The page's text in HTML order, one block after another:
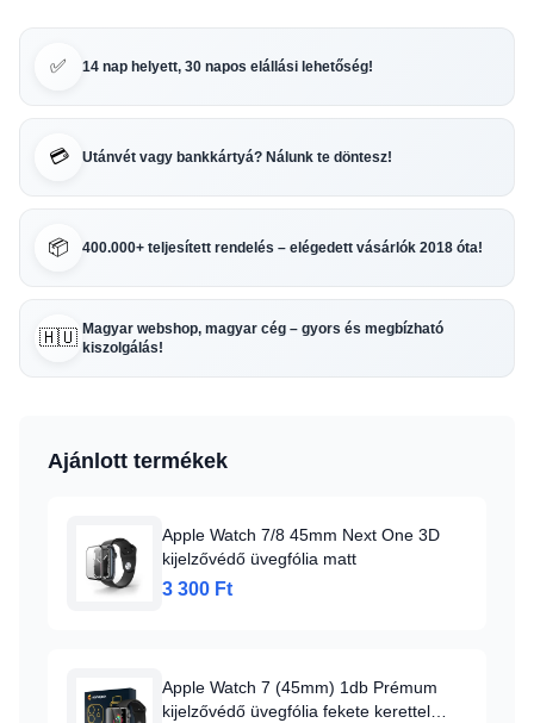
✅ 14 nap helyett, 30 napos elállási lehetőség!
💳 Utánvét vagy bankkártyá? Nálunk te döntesz!
📦 400.000+ teljesített rendelés – elégedett vásárlók 2018 óta!
🇭🇺 Magyar webshop, magyar cég – gyors és megbízható
kiszolgálás!
Ajánlott termékek
Apple Watch 7/8 45mm Next One 3D
kijelzővédő üvegfólia matt
3 300 Ft
Apple Watch 7 (45mm) 1db Prémum
kijelzővédő üvegfólia fekete kerettel